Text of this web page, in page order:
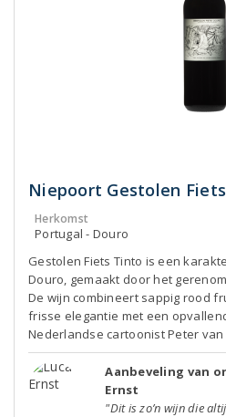
Niepoort Gestolen
Herkomst
Portugal - Douro
Gestolen Fiets Tinto is een
Douro, gemaakt door het
De wijn combineert sappig rood
frisse elegantie met een
Nederlandse cartoonist Peter van
Aanbeveling van
Ernst
"Dit is zo’n wijn die